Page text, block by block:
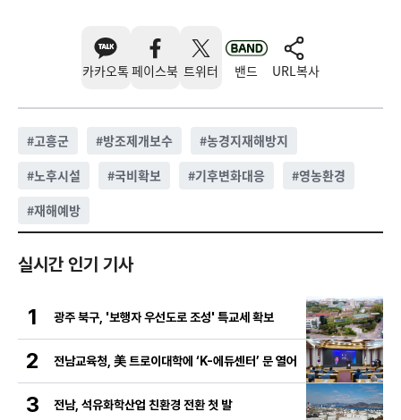
카카오톡 페이스북 트위터 밴드 URL복사
#고흥군 #방조제개보수 #농경지재해방지
#노후시설 #국비확보 #기후변화대응 #영농환경
#재해예방
실시간 인기 기사
1 광주 북구, '보행자 우선도로 조성' 특교세 확보
2 전남교육청, 美 트로이대학에 ‘K-에듀센터’ 문 열어
3 전남, 석유화학산업 친환경 전환 첫 발